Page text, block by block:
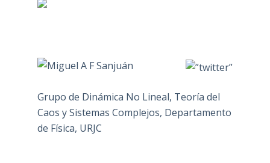
Grupo de Dinámica No Lineal, Teoría del
Caos y Sistemas Complejos, Departamento
de Física, URJC